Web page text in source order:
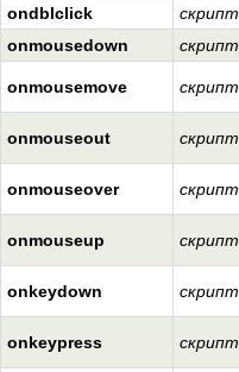
ondblclick
скрипт
onmousedown
скрипт
onmousemove скрипт
onmouseout скрипт
onmouseover скрипт
onmouseup скрипт
onkeydown скрипт
onkeypress скрипт